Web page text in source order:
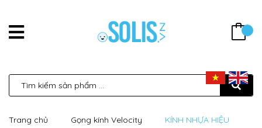
Trang chủ Gọng kính Velocity
KÍNH NHỰA HIỆU